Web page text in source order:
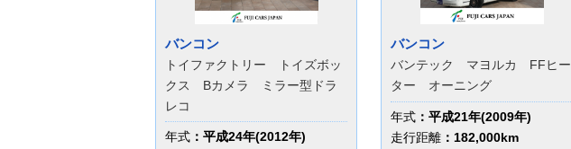
バンコン
トイファクトリー トイズボッ
クス Bカメラ ミラー型ドラ
レコ
年式 ：平成24年(2012年)
バンコン
バンテック マヨルカ FFヒー
ター オーニング
年式 ：平成21年(2009年)
走行距離 ：182,000km